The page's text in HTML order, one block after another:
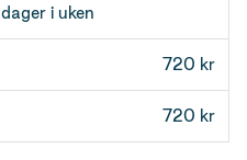
dager i uken
720 kr
720 kr